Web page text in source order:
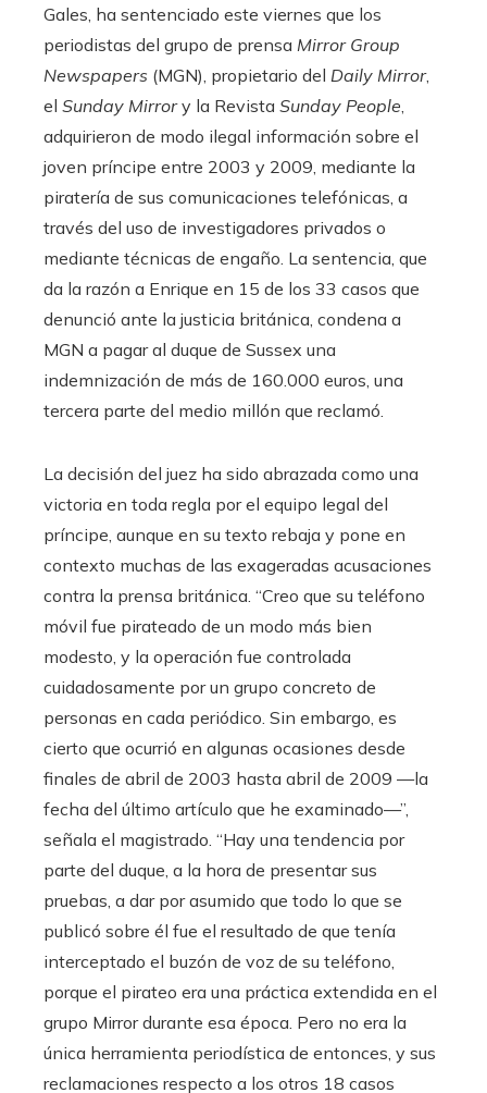
Gales, ha sentenciado este viernes que los
periodistas del grupo de prensa Mirror Group
Newspapers (MGN), propietario del Daily Mirror,
el Sunday Mirrory la Revista Sunday People,
adquirieron de modo ilegal información sobre el
joven príncipe entre 2003 y 2009, mediante la
piratería de sus comunicaciones telefónicas, a
través del uso de investigadores privados o
mediante técnicas de engaño. La sentencia, que
da la razón a Enrique en 15 de los 33 casos que
denunció ante la justicia británica, condena a
MGN a pagar al duque de Sussex una
indemnización de más de 160.000 euros, una
tercera parte del medio millón que reclamó.
La decisión del juez ha sido abrazada como una
victoria en toda regla por el equipo legal del
príncipe, aunque en su texto rebaja y pone en
contexto muchas de las exageradas acusaciones
contra la prensa británica. “Creo que su teléfono
móvil fue pirateado de un modo más bien
modesto, y la operación fue controlada
cuidadosamente por un grupo concreto de
personas en cada periódico. Sin embargo, es
cierto que ocurrió en algunas ocasiones desde
finales de abril de 2003 hasta abril de 2009 —la
fecha del último artículo que he examinado—”,
señala el magistrado. “Hay una tendencia por
parte del duque, a la hora de presentar sus
pruebas, a dar por asumido que todo lo que se
publicó sobre él fue el resultado de que tenía
interceptado el buzón de voz de su teléfono,
porque el pirateo era una práctica extendida en el
grupo Mirror durante esa época. Pero no era la
única herramienta periodística de entonces, y sus
reclamaciones respecto a los otros 18 casos